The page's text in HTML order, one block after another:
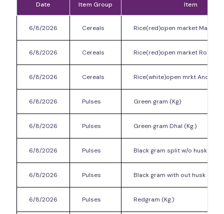
Date Item Group Item
6/8/2026 Cereals Rice(red)open market Matta
6/8/2026 Cereals Rice(red)open market Rose
6/8/2026 Cereals Rice(white)open mrkt Andhra
6/8/2026 Pulses Green gram (Kg)
6/8/2026 Pulses Green gram Dhal (Kg.)
6/8/2026 Pulses Black gram split w/o husk (Kg)
6/8/2026 Pulses Black gram with out husk (Kg)
6/8/2026 Pulses Redgram (Kg.)